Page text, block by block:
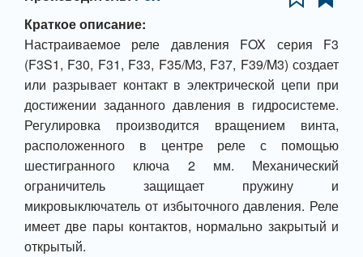
Краткое описание:
Настраиваемое реле давления FOX серия F3
(F3S1, F30, F31, F33, F35/M3, F37, F39/M3) создает
или разрывает контакт в электрической цепи при
достижении заданного давления в гидросистеме.
Регулировка производится вращением винта,
расположенного в центре реле с помощью
шестигранного ключа 2 мм. Механический
ограничитель защищает пружину и
микровыключатель от избыточного давления. Реле
имеет две пары контактов, нормально закрытый и
открытый.